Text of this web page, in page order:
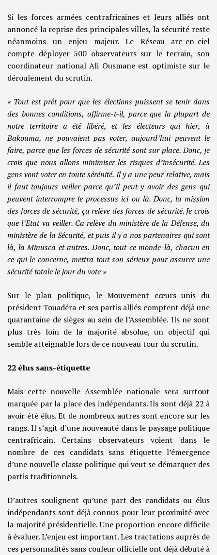
Si les forces armées centrafricaines et leurs alliés ont
annoncé la reprise des principales villes, la sécurité reste
néanmoins un enjeu majeur. Le Réseau arc-en-ciel
compte déployer 500 observateurs sur le terrain, son
coordinateur national Ali Ousmane est optimiste sur le
déroulement du scrutin.
« Tout est prêt pour que les élections puissent se tenir dans
des bonnes conditions, affirme-t-il, parce que la plupart de
notre territoire a été libéré, et les électeurs qui hier, à
Bakouma, ne pouvaient pas voter, aujourd’hui peuvent le
faire, parce que les forces de sécurité sont sur place. Donc, je
crois que nous allons minimiser les risques d’insécurité. Les
gens vont voter en toute sérénité. Il y a une peur relative, mais
il faut toujours veiller parce qu’il peut y avoir des gens qui
peuvent interrompre le processus ici ou là. Donc, la mission
des forces de sécurité, ça relève des forces de sécurité. Je crois
que l’Etat va veiller. Ca relève du ministère de la Défense, du
ministère de la Sécurité, et puis il y a nos partenaires qui sont
là, la Minusca et autres. Donc, tout ce monde-là, chacun en
ce qui le concerne, mettra tout son sérieux pour assurer une
sécurité totale le jour du vote »
Sur le plan politique, le Mouvement cœurs unis du
président Touadéra et ses partis alliés comptent déjà une
quarantaine de sièges au sein de l’Assemblée. Ils ne sont
plus très loin de la majorité absolue, un objectif qui
semble atteignable lors de ce nouveau tour du scrutin.
22 élus sans-étiquette
Mais cette nouvelle Assemblée nationale sera surtout
marquée par la place des indépendants. Ils sont déjà 22 à
avoir été élus. Et de nombreux autres sont encore sur les
rangs. Il s’agit d’une nouveauté dans le paysage politique
centrafricain. Certains observateurs voient dans le
nombre de ces candidats sans étiquette l’émergence
d’une nouvelle classe politique qui veut se démarquer des
partis traditionnels.
D’autres soulignent qu’une part des candidats ou élus
indépendants sont déjà connus pour leur proximité avec
la majorité présidentielle. Une proportion encore difficile
à évaluer. L’enjeu est important. Les tractations auprès de
ces personnalités sans couleur officielle ont déjà débuté à